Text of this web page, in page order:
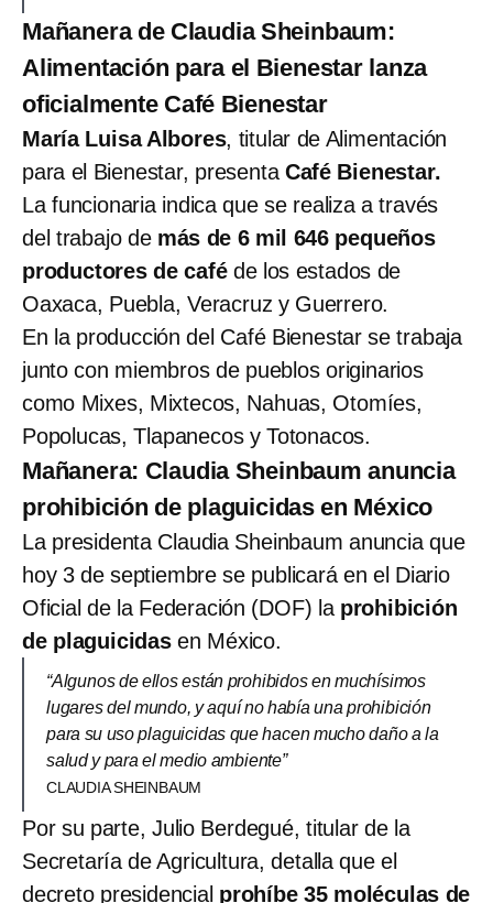
Mañanera de Claudia Sheinbaum:
Alimentación para el Bienestar lanza
oficialmente Café Bienestar
María Luisa Albores, titular de Alimentación
para el Bienestar, presentaCafé Bienestar.
La funcionaria indica que se realiza a través
del trabajo de más de 6 mil 646 pequeños
productores de caféde los estados de
Oaxaca, Puebla, Veracruz y Guerrero.
En la producción del Café Bienestar se trabaja
junto con miembros de pueblos originarios
como Mixes, Mixtecos, Nahuas, Otomíes,
Popolucas, Tlapanecos y Totonacos.
Mañanera: Claudia Sheinbaum anuncia
prohibición de plaguicidas en México
La presidenta Claudia Sheinbaum anuncia que
hoy 3 de septiembre se publicará en el Diario
Oficial de la Federación (DOF) la prohibición
de plaguicidasen México.
“Algunos de ellos están prohibidos en muchísimos
lugares del mundo, y aquí no había una prohibición
para su uso plaguicidas que hacen mucho daño a la
salud y para el medio ambiente”
CLAUDIA SHEINBAUM
Por su parte, Julio Berdegué, titular de la
Secretaría de Agricultura, detalla que el
decreto presidencial prohíbe 35 moléculas de